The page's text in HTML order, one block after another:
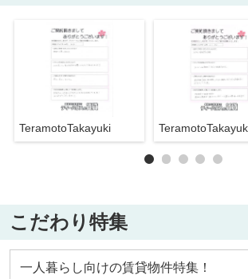
TeramotoTakayuki
こだわり特集
一人暮らし向けの賃貸物件特集！